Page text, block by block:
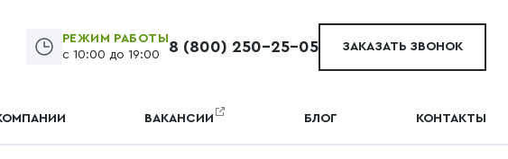
РЕЖИМ РАБОТЫ
с 10:00 до 19:00
8 (800) 250-25-05 ЗАКАЗАТЬ ЗВОНОК
ВАКАНСИИ БЛОГ КОНТАКТЫ